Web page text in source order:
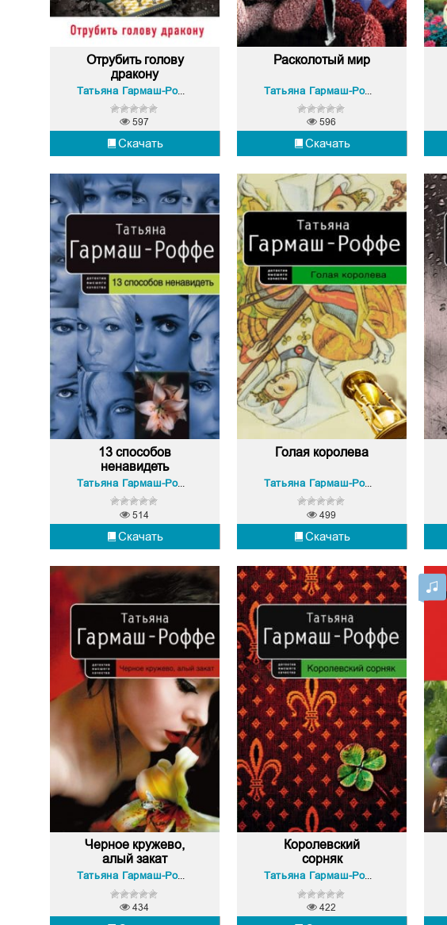
Отрубить голову
дракону
Татьяна Гармаш-Роффе
Скачать
597
Расколотый мир
Татьяна Гармаш-Роффе
Скачать
596
13 способов
ненавидеть
Татьяна Гармаш-Роффе
Скачать
514
Голая королева
Татьяна Гармаш-Роффе
Скачать
499
Черное кружево,
алый закат
Татьяна Гармаш-Роффе
434
Королевский
сорняк
Татьяна Гармаш-Роффе
422